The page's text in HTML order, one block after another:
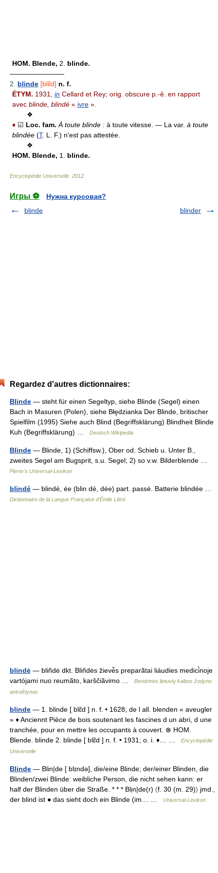
HOM. Blende, 2. blinde.
————————
2. blinde [blɛ̃d] n. f.
ÉTYM. 1931, in Cellard et Rey; orig. obscure p.-ê. en rapport
avec blinde, blindé « ivre ».
❖
♦ ☑ Loc. fam. À toute blinde : à toute vitesse. — La var. à toute
blindée (T. L. F.) n'est pas attestée.
❖
HOM. Blende, 1. blinde.
Encyclopédie Universelle 2012
Игры ⚽
Нужна курсовая?
blinde
blinder
Regardez d'autres dictionnaires:
Blinde — steht für einen Segeltyp, siehe Blinde (Segel) einen
Bach in Masuren (Polen), siehe Błędzianka Der Blinde, britischer
Spielfilm (1995) Siehe auch Blind (Begriffsklärung) Blindheit Blinde
Kuh (Begriffsklärung) …
Deutsch Wikipedia
Blinde — Blinde, 1) (Schiffsw.), Ober od. Schieb u. Unter B.,
zweites Segel am Bugsprit, s.u. Segel; 2) so v.w. Bilderblende …
Pierer's Universal-Lexikon
blindé — blindé, ée (blin dé, dée) part. passé. Batterie blindée …
Dictionnaire de la Langue Française d'Émile Littré
blindė — bliñdė dkt. Bliñdės žievė̃s preparãtai liáudies medici̇̀noje
vartójami nuo reumãto, karščiãvimo …
Bendrinės lietuvių kalbos žodyno
antraštynas
blinde — 1. blinde [ blɛ̃d ] n. f. • 1628; de l all. blenden « aveugler
» ♦ Anciennt Pièce de bois soutenant les fascines d un abri, d une
tranchée, pour en mettre les occupants à couvert. ⊗ HOM.
Blende. blinde 2. blinde [ blɛ̃d ] n. f. • 1931; o. i. ♦… …
Encyclopédie
Universelle
Blinde — Blin|de [ blɪndə], die/eine Blinde; der/einer Blinden, die
Blinden/zwei Blinde: weibliche Person, die nicht sehen kann: er
half der Blinden über die Straße. * * * Blịn|de(r) 〈f. 30 (m. 29)〉 jmd.,
der blind ist ● das sieht doch ein Blinde (im… …
Universal-Lexikon